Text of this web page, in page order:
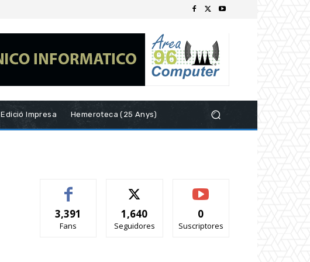
Edició Impresa Hemeroteca (25 Anys)
3,391
Fans
1,640
Seguidores
0
Suscriptores